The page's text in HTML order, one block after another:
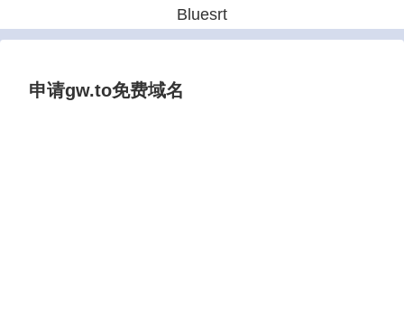
Bluesrt
申请gw.to免费域名